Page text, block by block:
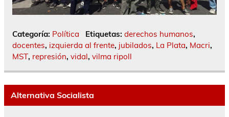
Categoría: Política Etiquetas: derechos humanos,
docentes, izquierda al frente, jubilados, La Plata, Macri,
MST, represión, vidal, vilma ripoll
Alternativa Socialista